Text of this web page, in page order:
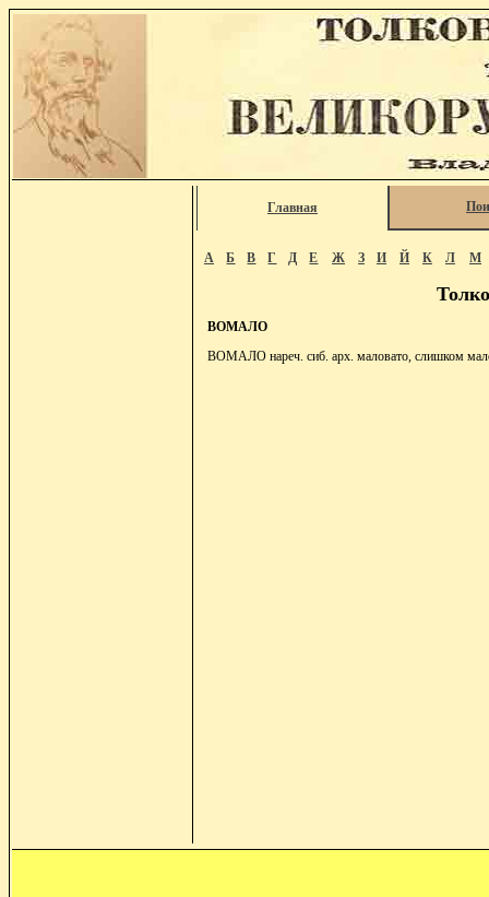
Главная
А Б В Г Д Е Ж З И Й К Л М
ВОМАЛО
ВОМАЛО нареч. сиб. арх. маловато, слишком